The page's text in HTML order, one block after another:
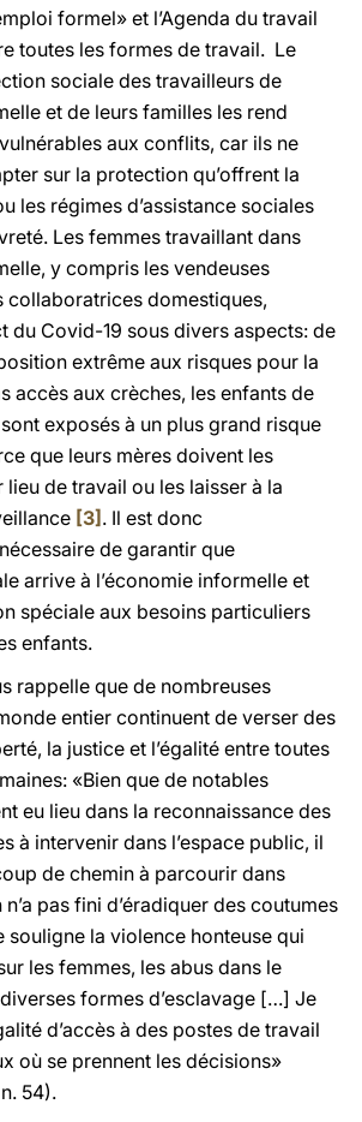
formel» et l’Agenda du travail
toutes les formes de travail. Le
sociale des travailleurs de
et de leurs familles les rend
aux conflits, car ils ne
sur la protection qu’offrent la
les régimes d’assistance sociales
Les femmes travaillant dans
y compris les vendeuses
collaboratrices domestiques,
du Covid-19 sous divers aspects: de
extrême aux risques pour la
accès aux crèches, les enfants de
exposés à un plus grand risque
que leurs mères doivent les
lieu de travail ou les laisser à la
[3] . Il est donc
de garantir que
arrive à l’économie informelle et
spéciale aux besoins particuliers
enfants.
rappelle que de nombreuses
entier continuent de verser des
la justice et l’égalité entre toutes
«Bien que de notables
eu lieu dans la reconnaissance des
à intervenir dans l’espace public, il
de chemin à parcourir dans
pas fini d’éradiquer des coutumes
souligne la violence honteuse qui
les femmes, les abus dans le
formes d’esclavage […] Je
d’accès à des postes de travail
où se prennent les décisions»
54).